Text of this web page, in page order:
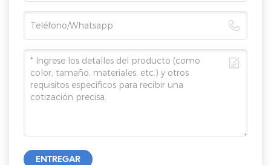
ENTREGAR